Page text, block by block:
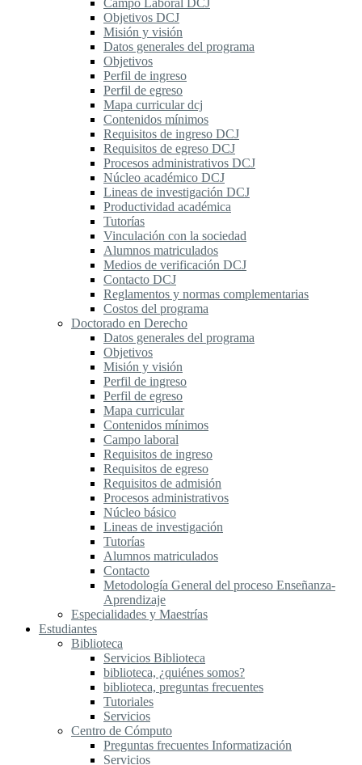
Campo Laboral DCJ
Objetivos DCJ
Misión y visión
Datos generales del programa
Objetivos
Perfil de ingreso
Perfil de egreso
Mapa curricular dcj
Contenidos mínimos
Requisitos de ingreso DCJ
Requisitos de egreso DCJ
Procesos administrativos DCJ
Núcleo académico DCJ
Lineas de investigación DCJ
Productividad académica
Tutorías
Vinculación con la sociedad
Alumnos matriculados
Medios de verificación DCJ
Contacto DCJ
Reglamentos y normas complementarias
Costos del programa
Doctorado en Derecho
Datos generales del programa
Objetivos
Misión y visión
Perfil de ingreso
Perfil de egreso
Mapa curricular
Contenidos mínimos
Campo laboral
Requisitos de ingreso
Requisitos de egreso
Requisitos de admisión
Procesos administrativos
Núcleo básico
Lineas de investigación
Tutorías
Alumnos matriculados
Contacto
Metodología General del proceso Enseñanza-
Aprendizaje
Especialidades y Maestrías
Estudiantes
Biblioteca
Servicios Biblioteca
biblioteca, ¿quiénes somos?
biblioteca, preguntas frecuentes
Tutoriales
Servicios
Centro de Cómputo
Preguntas frecuentes Informatización
Servicios